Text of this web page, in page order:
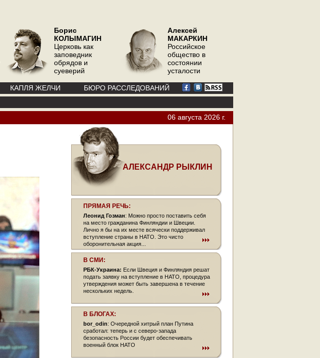
Борис
КОЛЫМАГИН
Церковь как
заповедник
обрядов и
суеверий
Алексей
МАКАРКИН
Российское
общество в
состоянии
усталости
КАПЛЯ ЖЕЛЧИ
БЮРО РАССЛЕДОВАНИЙ
06 августа 2026 г.
АЛЕКСАНДР РЫКЛИН
ПРЯМАЯ РЕЧЬ:
Леонид Гозман: Можно просто поставить себя
на место гражданина Финляндии и Швеции.
Лично я бы на их месте всячески поддерживал
вступление страны в НАТО. Это чисто
оборонительная акция...
В СМИ:
РБК-Украина: Если Швеция и Финляндия решат
подать заявку на вступление в НАТО, процедура
утверждения может быть завершена в течение
нескольких недель.
В БЛОГАХ:
bor_odin: Очередной хитрый план Путина
сработал: теперь и с северо-запада
безопасность России будет обеспечивать
военный блок НАТО